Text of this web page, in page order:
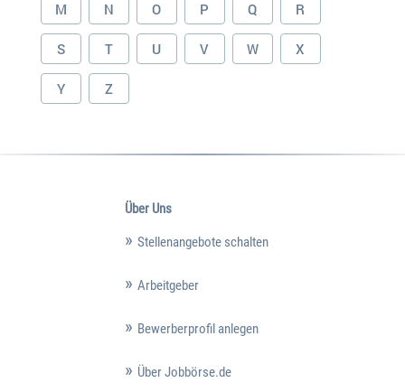
M N O P Q R
S T U V W X
Y Z
Über Uns
Stellenangebote schalten
Arbeitgeber
Bewerberprofil anlegen
Über Jobbörse.de